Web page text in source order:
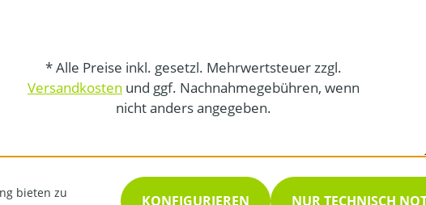
* Alle Preise inkl. gesetzl. Mehrwertsteuer zzgl.
Versandkosten und ggf. Nachnahmegebühren, wenn
nicht anders angegeben.
bieten zu
NUR TECHNISCH
KONFIGURIEREN